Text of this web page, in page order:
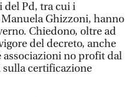
del Pd, tra cui i
Ghizzoni, hanno
Chiedono, oltre ad
del decreto, anche
associazioni no profit dal
certificazione